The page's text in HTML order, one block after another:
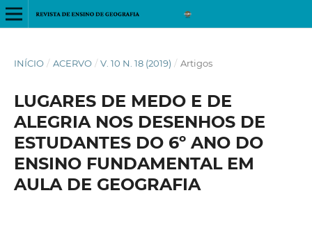
INÍCIO / ACERVO / V. 10 N. 18 (2019) / Artigos
LUGARES DE MEDO E DE
ALEGRIA NOS DESENHOS DE
ESTUDANTES DO 6º ANO DO
ENSINO FUNDAMENTAL EM
AULA DE GEOGRAFIA